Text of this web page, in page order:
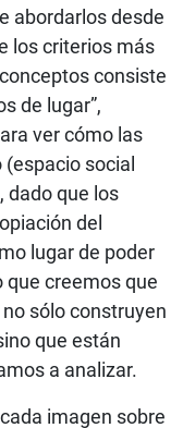
abordarlos desde
los criterios más
consiste
de lugar”,
ver cómo las
social
dado que los
del
lugar de poder
que creemos que
sólo construyen
que están
a analizar.
imagen sobre